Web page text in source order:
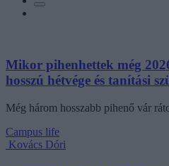
Mikor pihenhettek még
hosszú hétvége és tanítási
Még három hosszabb pihenő vár
Campus life
Kovács Dóri